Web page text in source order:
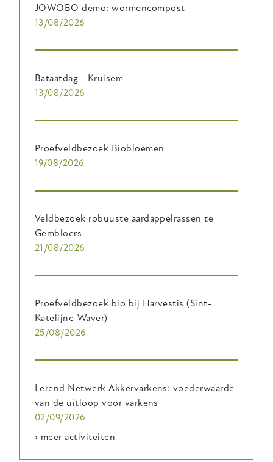
JOWOBO demo: wormencompost
13/08/2026
Bataatdag - Kruisem
13/08/2026
Proefveldbezoek Biobloemen
19/08/2026
Veldbezoek robuuste aardappelrassen te
Gembloers
21/08/2026
Proefveldbezoek bio bij Harvestis (Sint-
Katelijne-Waver)
25/08/2026
Lerend Netwerk Akkervarkens: voederwaarde
van de uitloop voor varkens
02/09/2026
› meer activiteiten